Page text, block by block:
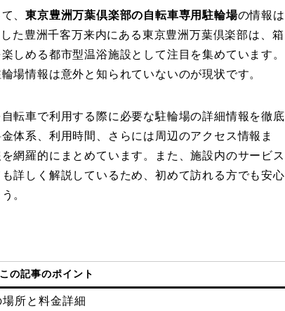
、東京豊洲万葉倶楽部の自転車専用駐輪場の情報は
た豊洲千客万来内にある東京豊洲万葉倶楽部は、箱
しめる都市型温浴施設として注目を集めています。
場情報は意外と知られていないのが現状です。
転車で利用する際に必要な駐輪場の詳細情報を徹底
体系、利用時間、さらには周辺のアクセス情報ま
網羅的にまとめています。また、施設内のサービス
詳しく解説しているため、初めて訪れる方でも安心
。
この記事のポイント
所と料金詳細